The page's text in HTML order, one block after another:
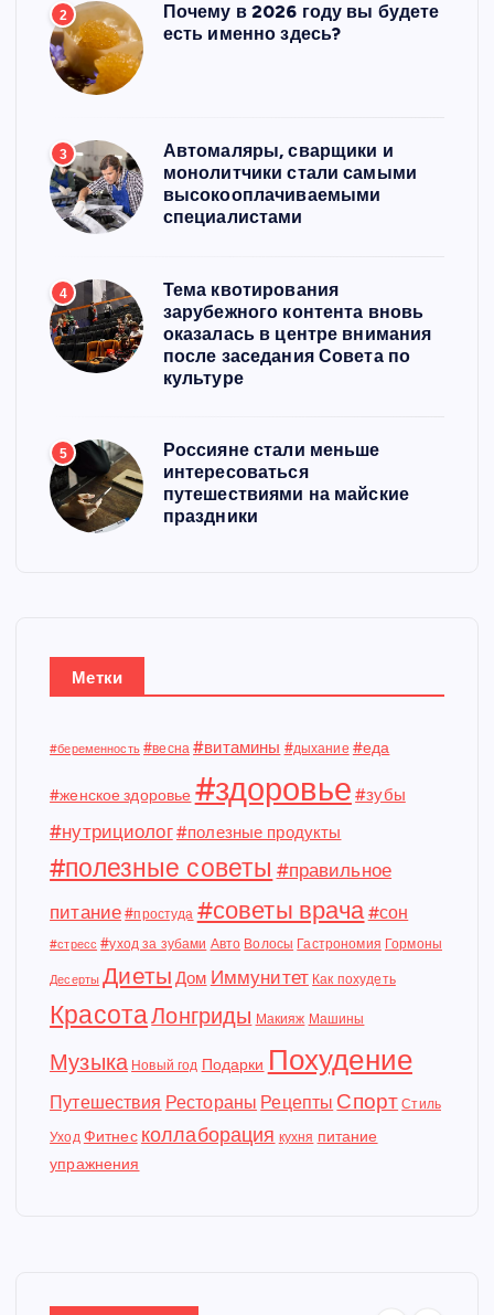
2
Почему в 2026 году вы будете
есть именно здесь?
3
Автомаляры, сварщики и
монолитчики стали самыми
высокооплачиваемыми
специалистами
4
Тема квотирования
зарубежного контента вновь
оказалась в центре внимания
после заседания Совета по
культуре
5
Россияне стали меньше
интересоваться
путешествиями на майские
праздники
Метки
#беременность #весна #витамины #дыхание #еда
#женское здоровье #здоровье #зубы
#нутрициолог#полезные продукты
#полезные советы #правильное
питание #простуда #советы врача#сон
#стресс #уход за зубами Авто Волосы Гастрономия Гормоны
Десерты Диеты Дом Иммунитет Как похудеть
КрасотаЛонгриды Макияж Машины
Музыка Новый год Подарки Похудение
Путешествия Рестораны Рецепты Спорт Стиль
Уход Фитнес коллаборация кухня питание
упражнения